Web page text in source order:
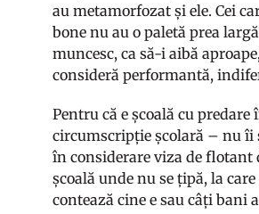
au metamorfozat și ele. Cei
bone nu au o paletă prea
muncesc, ca să-i aibă
consideră performantă,
Pentru că e școală cu
circumscripție școlară – nu îi
în considerare viza de flotant
școală unde nu se țipă, la
contează cine e sau câți bani